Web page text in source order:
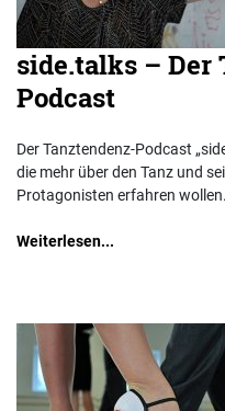
side.talks – Der
Podcast
Der Tanztendenz-Podcast
die mehr über den Tanz und
Protagonisten erfahren wollen.
Weiterlesen...